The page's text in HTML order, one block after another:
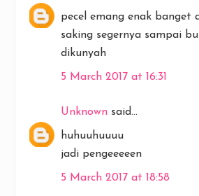
pecel emang enak banget
saking segernya sampai
dikunyah
5 March 2017 at 16:31
Unknown said...
huhuuhuuuu
jadi pengeeeeen
5 March 2017 at 18:58